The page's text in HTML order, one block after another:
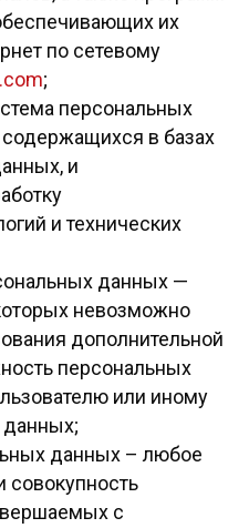
их
по сетевому
;
персональных
в базах
и
и технических
данных —
невозможно
дополнительной
персональных
или иному
данных;
данных – любое
совокупность
с